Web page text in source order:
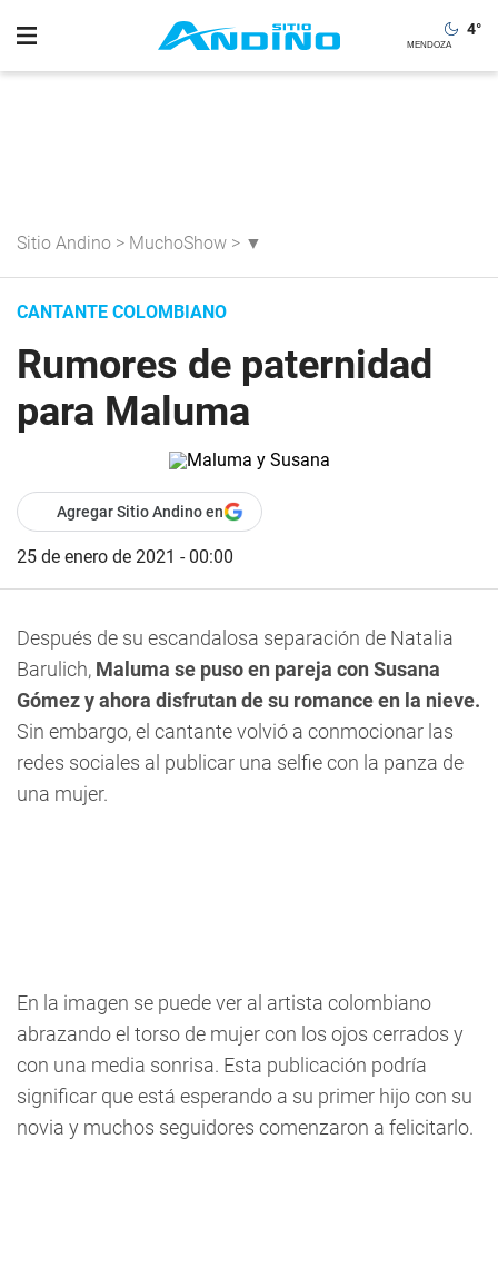
4°
Sitio Andino > MuchoShow > ▼
CANTANTE COLOMBIANO
Rumores de paternidad
para Maluma
Agregar Sitio Andino en
25 de enero de 2021 - 00:00
Después de su escandalosa separación de Natalia
Barulich, Maluma se puso en pareja con Susana
Gómez y ahora disfrutan de su romance en la nieve.
Sin embargo, el cantante volvió a conmocionar las
redes sociales al publicar una selfie con la panza de
una mujer.
En la imagen se puede ver al artista colombiano
abrazando el torso de mujer con los ojos cerrados y
con una media sonrisa. Esta publicación podría
significar que está esperando a su primer hijo con su
novia y muchos seguidores comenzaron a felicitarlo.